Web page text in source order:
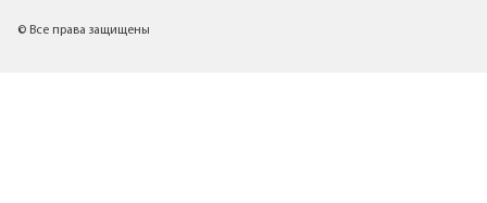
© Все права защищены